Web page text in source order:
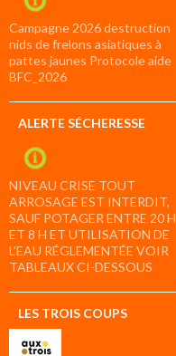
Campagne 2026 destruction
nids de frelons asiatiques à
pattes jaunes Protocole aide
BFC_2026
ALERTE SÉCHERESSE
NIVEAU CRISE TOUT
ARROSAGE EST INTERDIT,
SAUF POTAGER ENTRE 20 H
ET 8 H ET UTILISATION DE
L’EAU RÉGLEMENTÉE VOIR
TABLEAUX CI-DESSOUS
LES TROIS COUPS